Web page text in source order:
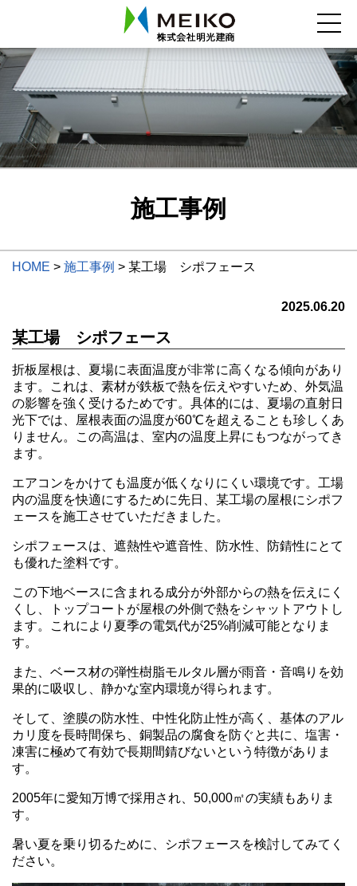
施工事例
HOME > 施工事例 > 某工場 シポフェース
2025.06.20
某工場 シポフェース
折板屋根は、夏場に表面温度が非常に高くなる傾向があり
ます。これは、素材が鉄板で熱を伝えやすいため、外気温
の影響を強く受けるためです。具体的には、夏場の直射日
光下では、屋根表面の温度が60℃を超えることも珍しくあ
りません。この高温は、室内の温度上昇にもつながってき
ます。
エアコンをかけても温度が低くなりにくい環境です。工場
内の温度を快適にするために先日、某工場の屋根にシポフ
ェースを施工させていただきました。
シポフェースは、遮熱性や遮音性、防水性、防錆性にとて
も優れた塗料です。
この下地ベースに含まれる成分が外部からの熱を伝えにく
くし、トップコートが屋根の外側で熱をシャットアウトし
ます。これにより夏季の電気代が25%削減可能となりま
す。
また、ベース材の弾性樹脂モルタル層が雨音・音鳴りを効
果的に吸収し、静かな室内環境が得られます。
そして、塗膜の防水性、中性化防止性が高く、基体のアル
カリ度を長時間保ち、銅製品の腐食を防ぐと共に、塩害・
凍害に極めて有効で長期間錆びないという特徴がありま
す。
2005年に愛知万博で採用され、50,000㎡の実績もありま
す。
暑い夏を乗り切るために、シポフェースを検討してみてく
ださい。